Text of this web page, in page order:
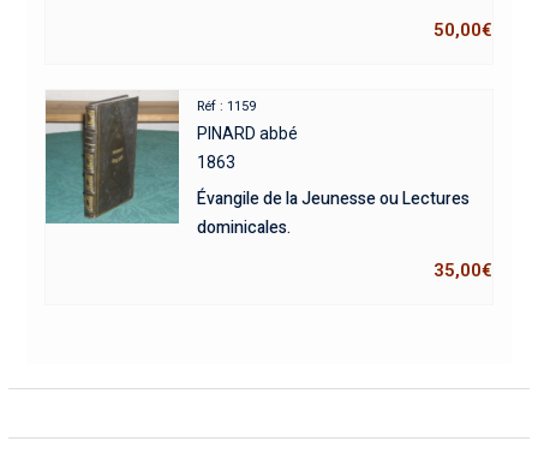
50,00€
Réf : 1159
PINARD abbé
1863
Évangile de la Jeunesse ou Lectures
dominicales.
35,00€